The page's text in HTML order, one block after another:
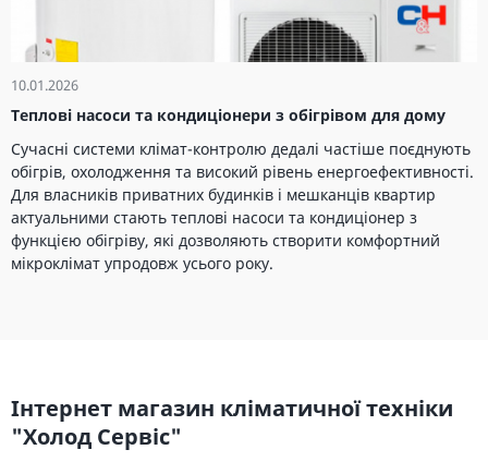
10.01.2026
Теплові насоси та кондиціонери з обігрівом для дому
Сучасні системи клімат-контролю дедалі частіше поєднують
обігрів, охолодження та високий рівень енергоефективності.
Для власників приватних будинків і мешканців квартир
актуальними стають теплові насоси та кондиціонер з
функцією обігріву, які дозволяють створити комфортний
мікроклімат упродовж усього року.
Інтернет магазин кліматичної техніки
"Холод Сервіс"